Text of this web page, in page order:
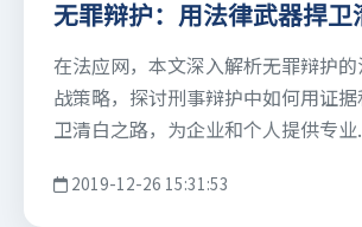
无罪辩护：用法律武器捍卫
在法应网，本文深入解析无罪辩护
战策略，探讨刑事辩护中如何用证
卫清白之路，为企业和个人提供专业
2019-12-26 15:31:53